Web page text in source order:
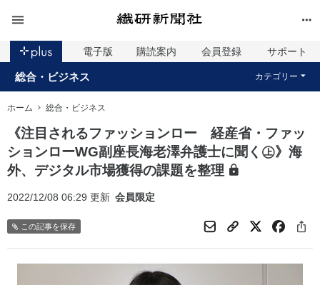
電子版 購読案内 会員登録 サポート
総合・ビジネス カテゴリー
ホーム 総合・ビジネス
《注目されるファッションロー 経産省・ファッ
ションローWG副座長海老澤弁護士に聞く㊤》海
外、デジタル市場獲得の課題を整理
2022/12/08 06:29 更新 会員限定
この記事を保存